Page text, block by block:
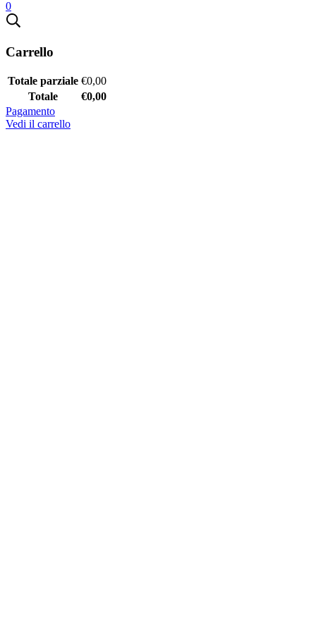
0
Carrello
Totale parziale €0,00
Totale
€0,00
Pagamento
Vedi il carrello